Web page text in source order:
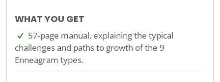
WHAT YOU GET
57-page manual, explaining the typical
challenges and paths to growth of the 9
Enneagram types.